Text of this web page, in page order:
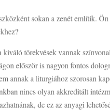
sokan a zenét említik.
törekvések vannak
először is nagyon fontos
annak a liturgiához szorosan
nincs olyan akkreditált
de ez az anyagi